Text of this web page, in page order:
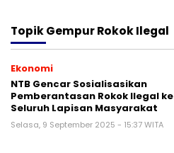
TopikGempur Rokok Ilegal
Ekonomi
NTB Gencar Sosialisasikan
Pemberantasan Rokok Ilegal ke
Seluruh Lapisan Masyarakat
Selasa, 9 September 2025 - 15:37 WITA